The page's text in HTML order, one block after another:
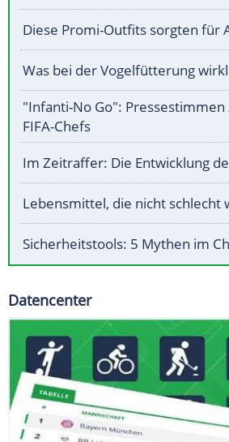
Diese Promi-Outfits sorgten für
Was bei der Vogelfütterung
"Infanti-No Go":
FIFA-Chefs
Im Zeitraffer: Die Entwicklung
Lebensmittel, die nicht schlecht
Sicherheitstools: 5 Mythen im
Datencenter